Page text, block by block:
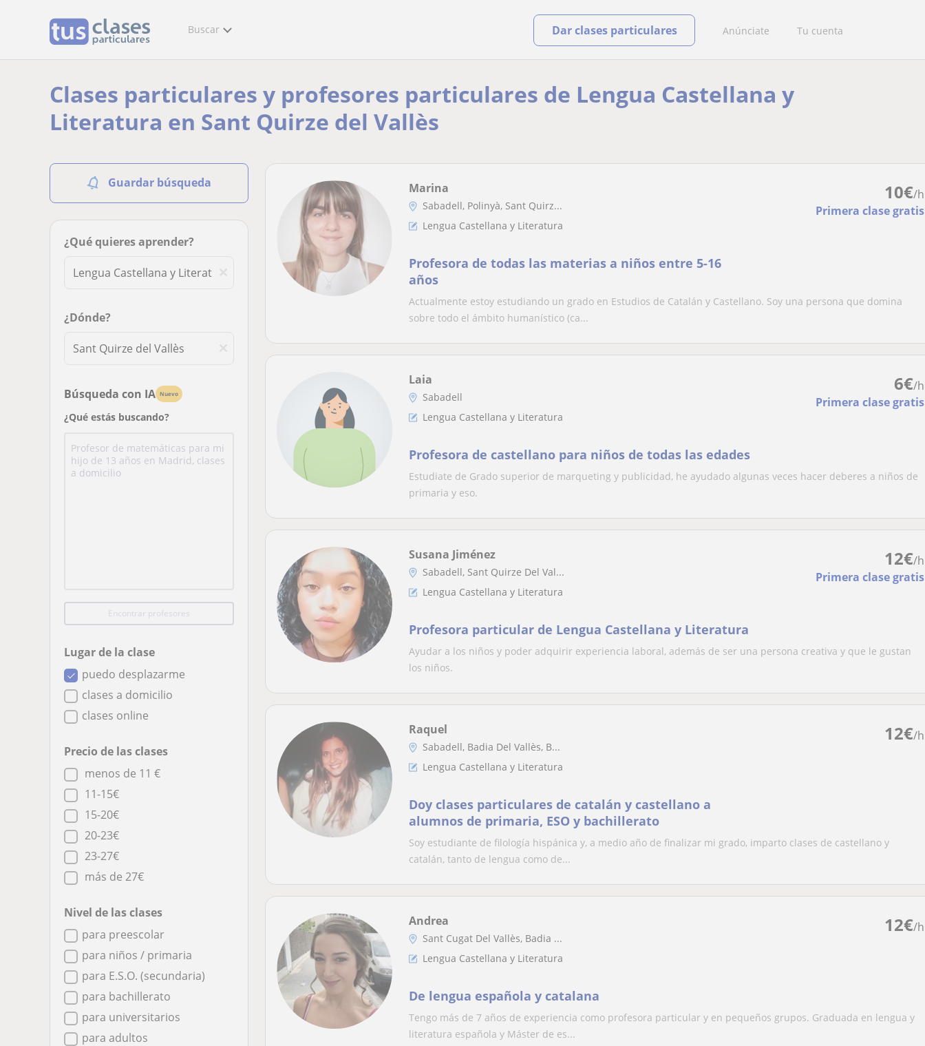
Buscar Anúnciate Tu cuenta
Dar clases particulares
Clases particulares y profesores particulares de Lengua Castellana y
Literatura en Sant Quirze del Vallès
Guardar búsqueda
¿Qué quieres aprender?
¿Dónde?
Búsqueda con IA Nuevo
¿Qué estás buscando?
Encontrar profesores
Lugar de la clase
puedo desplazarme
clases a domicilio
clases online
Precio de las clases
menos de 11 €
11-15€
15-20€
20-23€
23-27€
más de 27€
Nivel de las clases
para preescolar
para niños / primaria
para E.S.O. (secundaria)
para bachillerato
para universitarios
para adultos
10€/h
Primera clase gratis
Marina
Sabadell, Polinyà, Sant Quirz...
Lengua Castellana y Literatura
Profesora de todas las materias a niños entre 5-16
años
Actualmente estoy estudiando un grado en Estudios de Catalán y Castellano. Soy una persona que domina
sobre todo el ámbito humanístico (ca...
6€/h
Primera clase gratis
Laia
Sabadell
Lengua Castellana y Literatura
Profesora de castellano para niños de todas las edades
Estudiate de Grado superior de marqueting y publicidad, he ayudado algunas veces hacer deberes a niños de
primaria y eso.
12€/h
Primera clase gratis
Susana Jiménez
Sabadell, Sant Quirze Del Val...
Lengua Castellana y Literatura
Profesora particular de Lengua Castellana y Literatura
Ayudar a los niños y poder adquirir experiencia laboral, además de ser una persona creativa y que le gustan
los niños.
12€/h
Raquel
Sabadell, Badia Del Vallès, B...
Lengua Castellana y Literatura
Doy clases particulares de catalán y castellano a
alumnos de primaria, ESO y bachillerato
Soy estudiante de filología hispánica y, a medio año de finalizar mi grado, imparto clases de castellano y
catalán, tanto de lengua como de...
12€/h
Andrea
Sant Cugat Del Vallès, Badia ...
Lengua Castellana y Literatura
De lengua española y catalana
Tengo más de 7 años de experiencia como profesora particular y en pequeños grupos. Graduada en lengua y
literatura española y Máster de es...